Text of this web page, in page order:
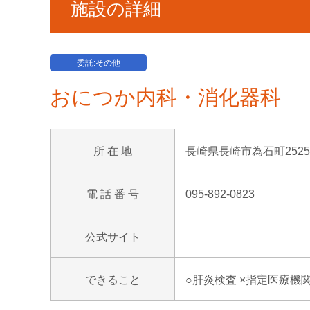
施設の詳細
委託:その他
おにつか内科・消化器科
所 在 地 長崎県長崎市為石町
電 話 番 号 095-892-0823
公式サイト
できること ○肝炎検査 ×指定医療機